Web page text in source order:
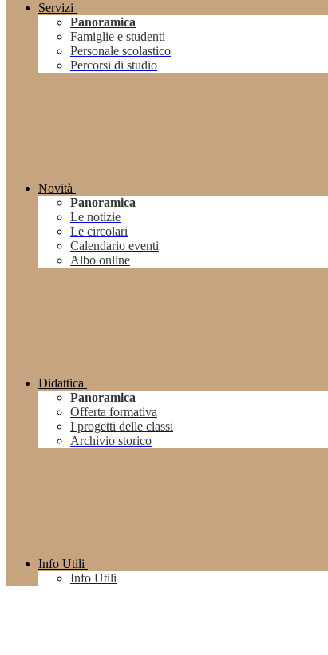
Servizi
Panoramica
Famiglie e studenti
Personale scolastico
Percorsi di studio
Novità
Panoramica
Le notizie
Le circolari
Calendario eventi
Albo online
Didattica
Panoramica
Offerta formativa
I progetti delle classi
Archivio storico
Info Utili
Info Utili